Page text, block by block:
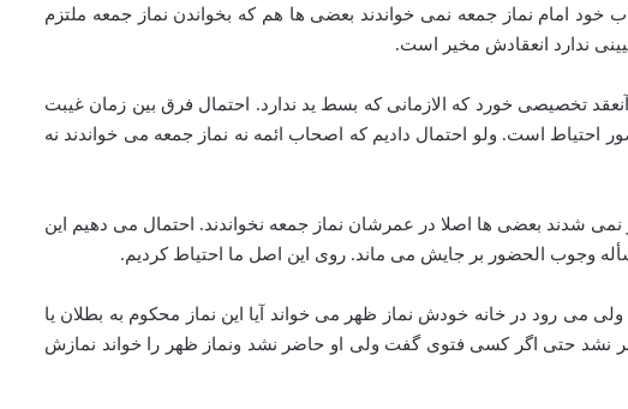
امام نماز جمعه نمی خواندند بعضی ها هم که بخواندن نماز جمعه ملتزم
تخصیصی خورد که الازمانی که بسط ید ندارد. احتمال فرق بین زمان غیبت
است. ولو احتمال دادیم که اصحاب ائمه نه نماز جمعه می خواندند نه
شدند بعضی ها اصلا در عمرشان نماز جمعه نخواندند. احتمال می دهیم این
می رود در خانه خودش نماز ظهر می خواند آیا این نماز محکوم به بطلان یا
حتی اگر کسی فتوی گفت ولی او حاضر نشد ونماز ظهر را خواند نمازش